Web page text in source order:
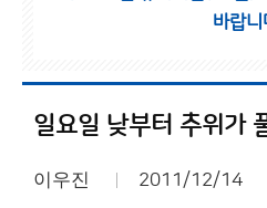
바랍니
이우진 2011/12/14